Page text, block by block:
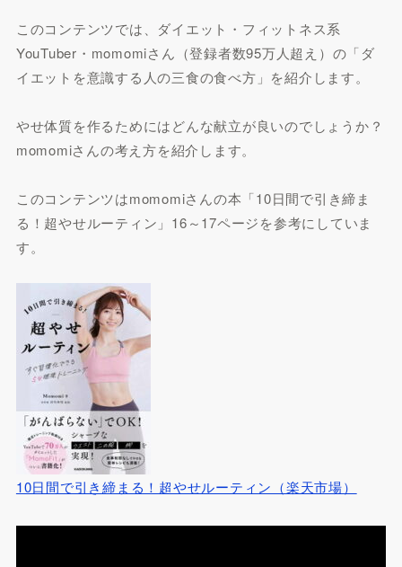
このコンテンツでは、ダイエット・フィットネス系
YouTuber・momomiさん（登録者数95万人超え）の「ダ
イエットを意識する人の三食の食べ方」を紹介します。
やせ体質を作るためにはどんな献立が良いのでしょうか？
momomiさんの考え方を紹介します。
このコンテンツはmomomiさんの本「10日間で引き締ま
る！超やせルーティン」16～17ページを参考にしていま
す。
10日間で引き締まる！超やせルーティン（楽天市場）